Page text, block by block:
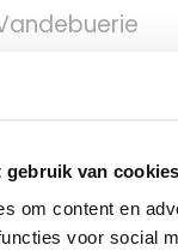
gebruik van cookies
om content en
voor social
je project
door even
in te vullen.